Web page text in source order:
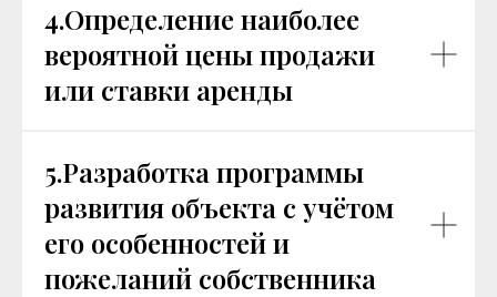
4.Определение наиболее
вероятной цены продажи
или ставки аренды
5.Разработка программы
развития объекта с учётом
его особенностей и
пожеланий собственника